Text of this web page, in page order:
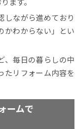
しながら進めており
かわからない」とい
、毎日の暮らしの中
たリフォーム内容を
ームで